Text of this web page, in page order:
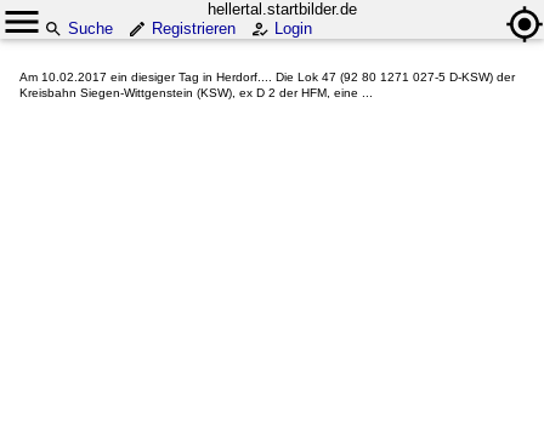
hellertal.startbilder.de
Suche
Registrieren Login
Am 10.02.2017 ein diesiger Tag in Herdorf.... Die Lok 47 (92 80 1271 027-5 D-KSW) der
Kreisbahn Siegen-Wittgenstein (KSW), ex D 2 der HFM, eine ...